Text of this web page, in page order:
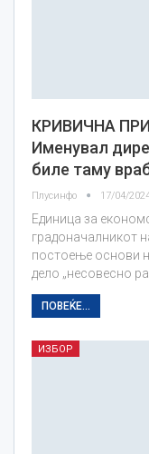
КРИВИЧНА
Именувал
биле таму
Плусинфо 17/04/
Единица за
градоначалникот
постоење основи
дело „несовесно
ПОВЕЌЕ...
ИЗБОР